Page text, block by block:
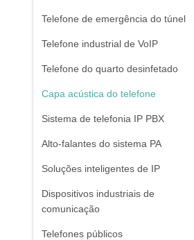
Telefone de emergência do túnel
Telefone industrial de VoIP
Telefone do quarto desinfetado
Capa acústica do telefone
Sistema de telefonia IP PBX
Alto-falantes do sistema PA
Soluções inteligentes de IP
Dispositivos industriais de
comunicação
Telefones públicos